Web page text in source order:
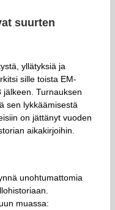
suurten
yllätyksiä ja
sille toista EM-
Turnauksen
sen lykkäämisestä
on jättänyt vuoden
aikakirjoihin.
unohtumattomia
muassa: